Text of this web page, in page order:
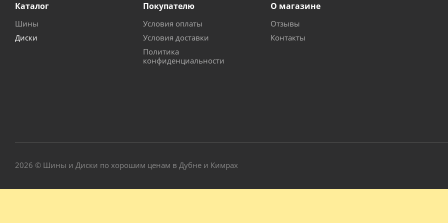
Каталог
Шины
Диски
Покупателю
Условия оплаты
Условия доставки
Политика
конфиденциальности
О магазине
Отзывы
Контакты
2026 © Шины и Диски по хорошим ценам в Дубне и Кимрах